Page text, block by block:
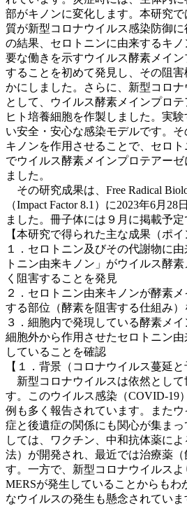
部がキノンに変化します。本研究
質が新型コロナウイルス感染防御
の結果、セロトニンに由来するキ
要な働きを示すウイルス酵素メイ
することを初めて発見し、その阻
かにしました。さらに、新型コロ
として、ウイルス酵素メインプロ
ヒト培養細胞を作製しました。実
い安全・安心な感染モデルです。
キノンを作用させることで、セロ
でウイルス酵素メインプロテアー
ました。
その研究成果は、Free Radical
（Impact Factor 8.1）に2023年6月
ました。冊子体には９月に掲載予定
【本研究で得られた主な成果（ポイ
１．セロトニン及びその代謝物に
トニン由来キノン」がウイルス酵
く阻害することを発見
２．セロトニン由来キノンが酵素
する部位（酵素を阻害する仕組み）
３．細胞内で発現している酵素メイ
細胞外から作用させたセロトニン
していることを確認
【１．背景（コロナウイルス蔓延と
新型コロナウイルスは依然として
す。このウイルス感染（COVID-19
例も多く報告されています。また
症と後遺症の関係にも関心が集ま
しては、ワクチン、中和抗体薬に
法）が開発され、最近では治療薬
す。一方で、新型コロナウイルス
MERSが発生していることからもわ
なウイルスの発生も懸念されていま